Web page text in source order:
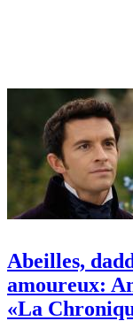
Abeilles,
amoureux:
«La